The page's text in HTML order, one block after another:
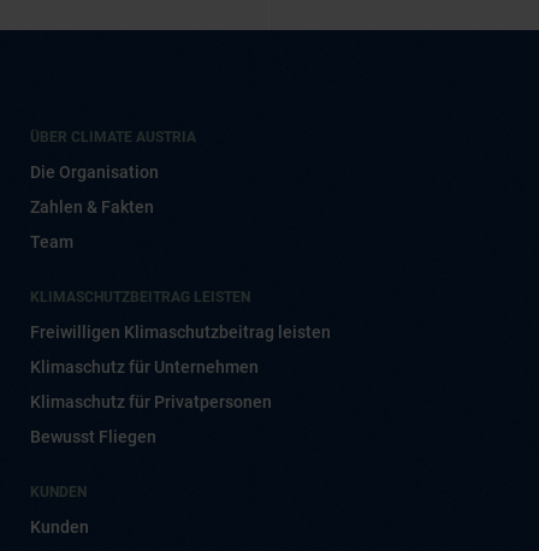
ÜBER CLIMATE AUSTRIA
Die Organisation
Zahlen & Fakten
Team
KLIMASCHUTZBEITRAG LEISTEN
Freiwilligen Klimaschutzbeitrag leisten
Klimaschutz für Unternehmen
Klimaschutz für Privatpersonen
Bewusst Fliegen
KUNDEN
Kunden